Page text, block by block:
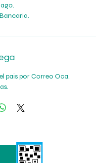
pais por Correo Oca.